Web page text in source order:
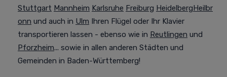
Stuttgart Mannheim Karlsruhe Freiburg HeidelbergHeilbr
onn und auch in Ulm Ihren Flügel oder Ihr Klavier
transportieren lassen - ebenso wie in Reutlingen und
Pforzheim... sowie in allen anderen Städten und
Gemeinden in Baden-Württemberg!